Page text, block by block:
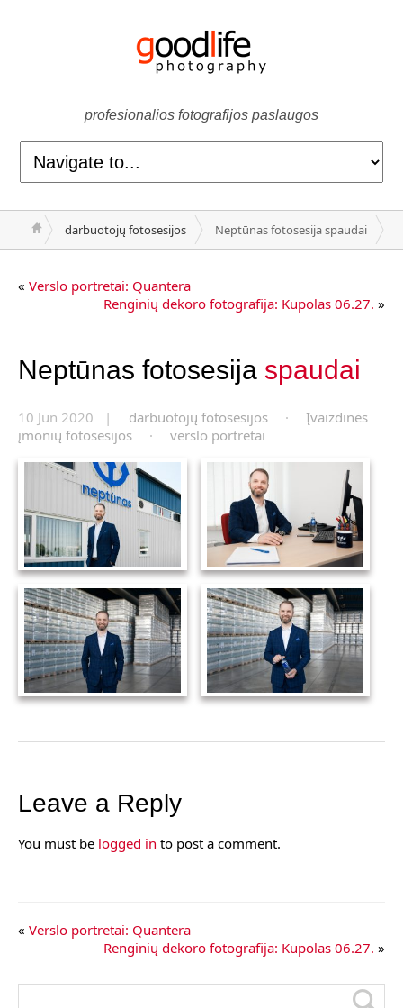
profesionalios fotografijos paslaugos
darbuotojų fotosesijos Neptūnas fotosesija spaudai
« Verslo portretai: Quantera
Renginių dekoro fotografija: Kupolas 06.27. »
Neptūnas fotosesija spaudai
10 Jun 2020 | darbuotojų fotosesijos ·
Įvaizdinės
įmonių fotosesijos
· verslo portretai
Leave a Reply
You must be logged in to post a comment.
« Verslo portretai: Quantera
Renginių dekoro fotografija: Kupolas 06.27. »